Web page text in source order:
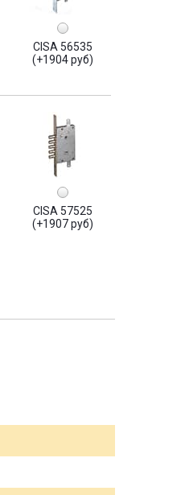
CISA 56535
(+1904 руб)
CISA 57525
(+1907 руб)